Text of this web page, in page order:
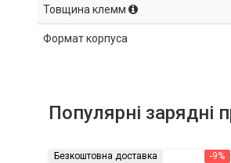
Товщина клемм
Формат корпуса
Популярні зарядні
-9%
Безкоштовна доставка